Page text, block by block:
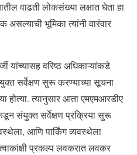
वाढती लोकसंख्या लक्षात घेता हा
भूमिका त्यांनी वारंवार
वरिष्ठ अधिकाऱ्यांकडे
सर्वेक्षण सुरू करण्याच्या सूचना
होत्या. त्यानुसार आता एमएमआरडीए
संयुक्त सर्वेक्षण प्रक्रिया सुरू
आणि पार्किंग व्यवस्थेला
प्रकल्प लवकरात लवकर